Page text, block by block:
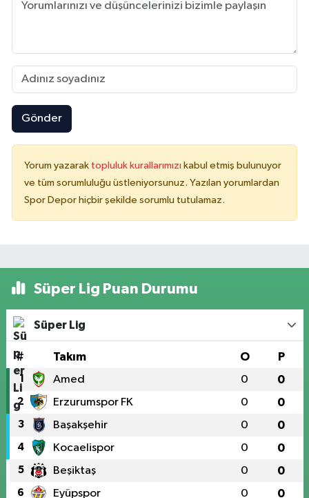
Gönder
Yorum yazarak topluluk kurallarımızı kabul etmiş bulunuyor
ve tüm sorumluluğu üstleniyorsunuz. Yazılan yorumlardan
Spor Depor hiçbir şekilde sorumlu tutulamaz.
Süper Lig Puan Durumu
Süper Lig
# Takım O P
1 Amed 0 0
2 Erzurumspor FK 0 0
3 Başakşehir 0 0
4 Kocaelispor 0 0
5 Beşiktaş 0 0
6 Eyüpspor 0 0